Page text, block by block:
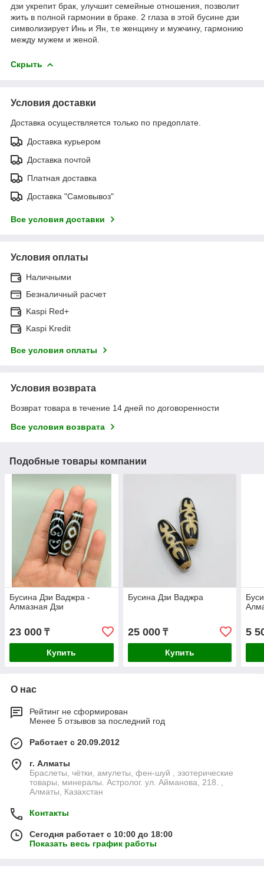
дзи укрепит брак, улучшит семейные отношения, позволит
жить в полной гармонии в браке. 2 глаза в этой бусине дзи
символизирует Инь и Ян, т.е женщину и мужчину, гармонию
между мужем и женой.
Скрыть
Условия доставки
Доставка осуществляется только по предоплате.
Доставка курьером
Доставка почтой
Платная доставка
Доставка "Самовывоз"
Все условия доставки
Условия оплаты
Наличными
Безналичный расчет
Kaspi Red+
Kaspi Kredit
Все условия оплаты
Условия возврата
Возврат товара в течение 14 дней по договоренности
Все условия возврата
Подобные товары компании
Бусина Дзи Ваджра -
Алмазная Дзи
23 000 ₸
Купить
Бусина Дзи Ваджра
25 000₸
Купить
5
О нас
Рейтинг не сформирован
Менее 5 отзывов за последний год
Работает с 20.09.2012
г. Алматы
Браслеты, чётки, амулеты, фен-шуй , эзотерические
товары, минералы. Астролог. ул. Айманова, 218. ,
Алматы, Казахстан
Контакты
Сегодня работает с 10:00 до 18:00
Показать весь график работы